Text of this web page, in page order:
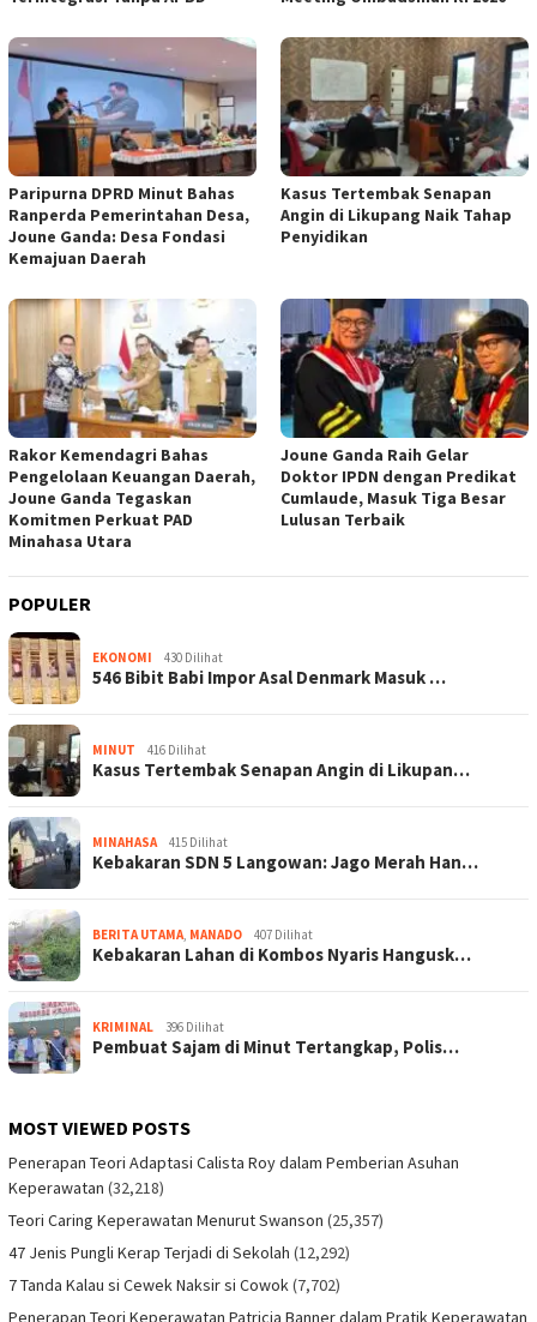
Paripurna DPRD Minut Bahas
Ranperda Pemerintahan Desa,
Joune Ganda: Desa Fondasi
Kemajuan Daerah
Kasus Tertembak Senapan
Angin di Likupang Naik Tahap
Penyidikan
Rakor Kemendagri Bahas
Pengelolaan Keuangan Daerah,
Joune Ganda Tegaskan
Komitmen Perkuat PAD
Minahasa Utara
Joune Ganda Raih Gelar
Doktor IPDN dengan Predikat
Cumlaude, Masuk Tiga Besar
Lulusan Terbaik
POPULER
EKONOMI 430 Dilihat
546 Bibit Babi Impor Asal Denmark Masuk …
MINUT 416 Dilihat
Kasus Tertembak Senapan Angin di Likupan…
MINAHASA 415 Dilihat
Kebakaran SDN 5 Langowan: Jago Merah Han…
BERITA UTAMA, MANADO 407 Dilihat
Kebakaran Lahan di Kombos Nyaris Hangusk…
KRIMINAL 396 Dilihat
Pembuat Sajam di Minut Tertangkap, Polis…
MOST VIEWED POSTS
Penerapan Teori Adaptasi Calista Roy dalam Pemberian Asuhan
Keperawatan (32,218)
Teori Caring Keperawatan Menurut Swanson (25,357)
47 Jenis Pungli Kerap Terjadi di Sekolah (12,292)
7 Tanda Kalau si Cewek Naksir si Cowok(7,702)
Penerapan Teori Keperawatan Patricia Banner dalam Pratik Keperawatan